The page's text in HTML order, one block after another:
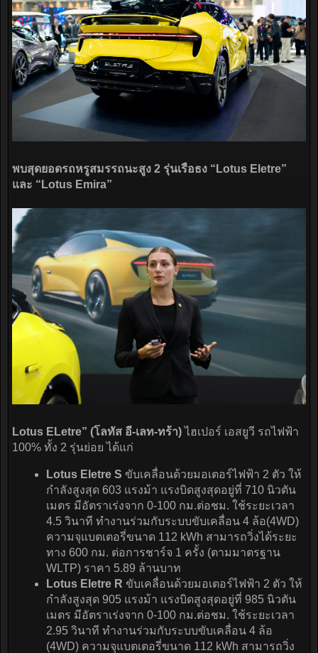
พบสุดยอดรถหรูสมรรถนะสูง 2 รุ่นเรือธง “Lotus Eletre”
และ “Lotus Emira”
Lotus ELetre” (โลทัส อี-เลท-ทร้า)ไฮเปอร์ เอสยูวี รถไฟฟ้า
100% ทั้ง 2 รุ่นย่อย ได้แก่
Lotus Eletre S ขับเคลื่อนด้วยมอเตอร์ไฟฟ้า 2 ตัว ให้
กำลังสูงสุด 603 แรงม้า แรงบิดสูงสุดอยู่ที่ 710 นิวตัน
เมตร มีอัตราเร่งจาก 0-100 กม.ต่อชม. ใช้ระยะเวลา
4.5 วินาที ทำงานร่วมกับระบบขับเคลื่อน 4 ล้อ(4WD)
ความจุแบตเตอรี่ขนาด 112 kWh สามารถวิ่งได้ระยะ
ทาง 600 กม. ต่อการชาร์จ 1 ครั้ง (ตามมาตรฐาน
WLTP) ราคา 5.89 ล้านบาท
Lotus Eletre R ขับเคลื่อนด้วยมอเตอร์ไฟฟ้า 2 ตัว ให้
กำลังสูงสุด 905 แรงม้า แรงบิดสูงสุดอยู่ที่ 985 นิวตัน
เมตร มีอัตราเร่งจาก 0-100 กม.ต่อชม. ใช้ระยะเวลา
2.95 วินาที ทำงานร่วมกับระบบขับเคลื่อน 4 ล้อ
(4WD) ความจุแบตเตอรี่ขนาด 112 kWh สามารถวิ่ง